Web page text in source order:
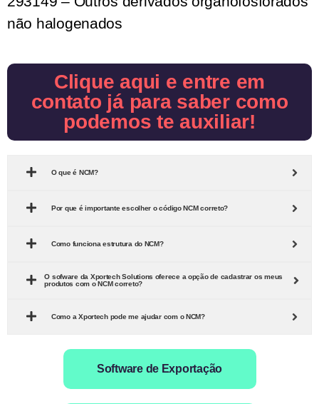
não halogenados
Clique aqui e entre em
contato já para saber como
podemos te auxiliar!
O que é NCM?
Por que é importante escolher o código NCM correto?
Como funciona estrutura do NCM?
O sofware da Xportech Solutions oferece a opção de cadastrar os meus
produtos com o NCM correto?
Como a Xportech pode me ajudar com o NCM?
Software de Exportação